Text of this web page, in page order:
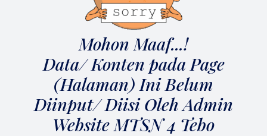
Mohon Maaf...!
Data/ Konten pada Page
(Halaman) Ini Belum
Diinput/ Diisi Oleh Admin
Website MTSN 4 Tebo